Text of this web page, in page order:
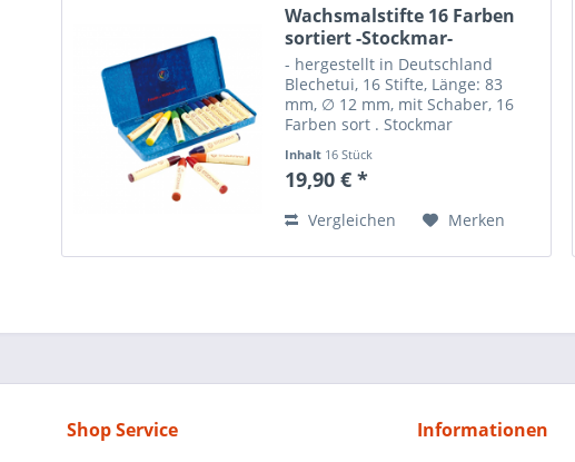
Wachsmalstifte 16 Farben
sortiert -Stockmar-
- hergestellt in Deutschland
Blechetui, 16 Stifte, Länge: 83
mm, ∅ 12 mm, mit Schaber, 16
Farben sort . Stockmar
Wunder, denn sie erfüllen
höchste pädagogische,
Ansprüche....
Inhalt 16 Stück
19,90 € *
Vergleichen Merken
Shop Service Informationen